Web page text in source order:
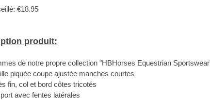
€18.95
produit:
de notre propre collection "HBHorses Equestrian
piquée coupe ajustée manches courtes
fin, col et bord côtes tricotés
avec fentes latérales